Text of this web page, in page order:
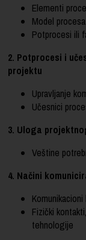
Elementi
Model
Potprocesi ili
2. Potprocesi i
projektu
Upravljanje
Učesnici
3. Uloga
Veštine
4. Načini
Komunikacioni
Fizički
tehnologije